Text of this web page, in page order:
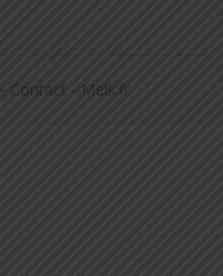
Contact - Melk.fr